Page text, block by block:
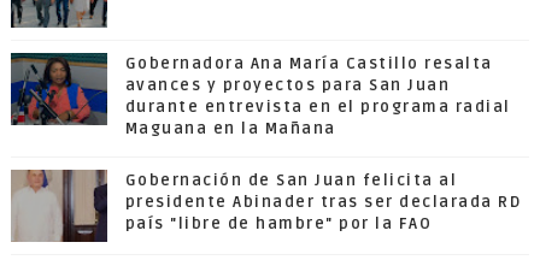
Gobernadora Ana María Castillo resalta
avances y proyectos para San Juan
durante entrevista en el programa radial
Maguana en la Mañana
Gobernación de San Juan felicita al
presidente Abinader tras ser declarada RD
país "libre de hambre" por la FAO